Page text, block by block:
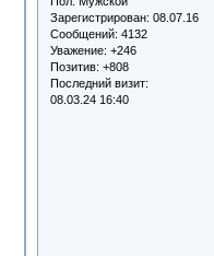
Зарегистрирован: 08.07.16
Сообщений: 4132
Уважение: +246
Позитив: +808
Последний визит:
08.03.24 16:40